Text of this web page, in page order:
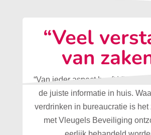
“Veel
van
“Van ieder aspect heeft Vleugels
de juiste informatie in huis.
verdrinken in bureaucratie is het
met Vleugels Beveiliging